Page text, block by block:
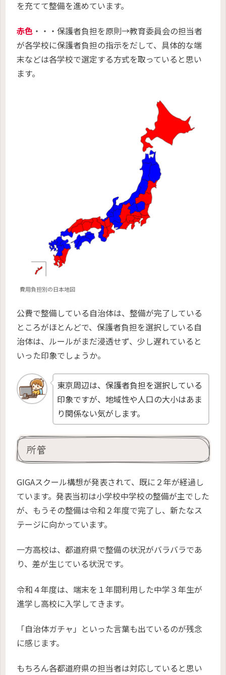
を充てて整備を進めています。
赤色 ・・・保護者負担を原則→教育委員会の担当者
が各学校に保護者負担の指示をだして、具体的な端
末などは各学校で選定する方式を取っていると思い
ます。
費用負担別の日本地図
公費で整備している自治体は、整備が完了している
ところがほとんどで、保護者負担を選択している自
治体は、ルールがまだ浸透せず、少し遅れていると
いった印象でしょうか。
東京周辺は、保護者負担を選択している
印象ですが、地域性や人口の大小はあま
り関係ない気がします。
所管
GIGAスクール構想が発表されて、既に２年が経過し
ています。発表当初は小学校中学校の整備が主でした
が、もうその整備は令和２年度で完了し、新たなス
テージに向かっています。
一方高校は、都道府県で整備の状況がバラバラであ
り、差が生じている状況です。
令和４年度は、端末を１年間利用した中学３年生が
進学し高校に入学してきます。
「自治体ガチャ」といった言葉も出ているのが残念
に感じます。
もちろん各都道府県の担当者は対応していると思い